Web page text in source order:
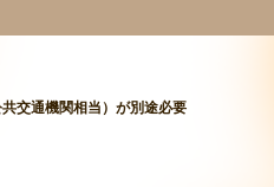
交通機関相当）が別途必要